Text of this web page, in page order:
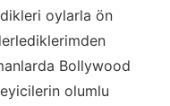
oylarla ön
Bollywood
olumlu